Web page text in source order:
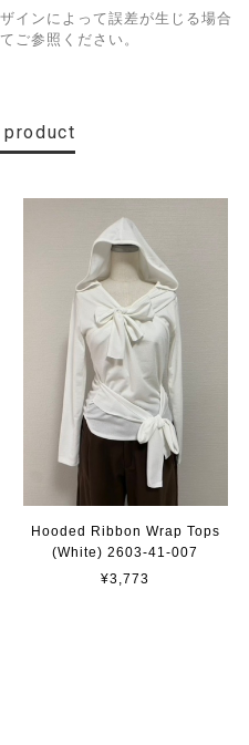
インによって誤差が生じる場合
ご参照ください。
product
Hooded Ribbon Wrap Tops
(White) 2603-41-007
¥3,773